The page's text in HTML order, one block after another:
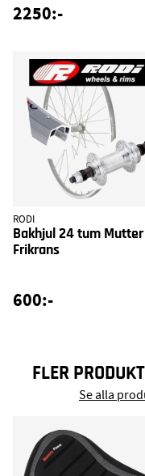
2250:-
RODI
Bakhjul 24 tum Mutter
Frikrans
600:-
FLER
Se alla